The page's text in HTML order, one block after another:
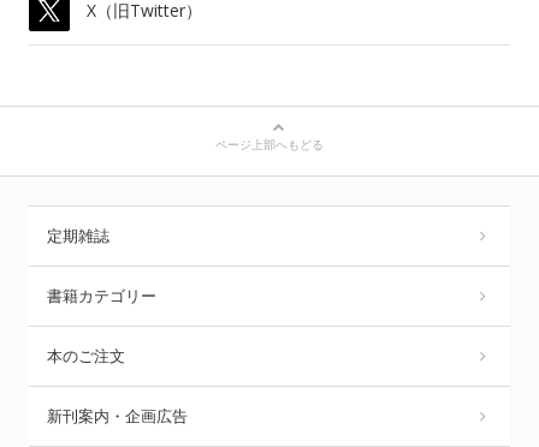
X（旧Twitter）
ページ上部へもどる
定期雑誌
書籍カテゴリー
本のご注文
新刊案内・企画広告